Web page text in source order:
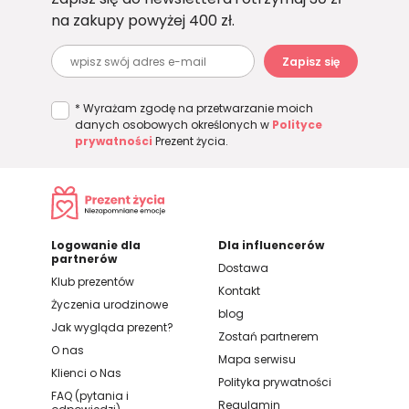
kierowcę. Możesz mieć pewność, że
wspomnienia z tego dnia zostaną z nią na
lata.
Korzystając z naszego serwisu, wcale nie
musisz mieć gotowego pomysłu na
na zakupy powyżej 400 zł.
Zapisz się
* Wyrażam zgodę na przetwarzanie moich
danych osobowych określonych w Polityce
prywatności Prezent życia.
Logowanie dla
partnerów
Klub prezentów
Życzenia urodzinowe
Jak wygląda prezent?
O nas
Klienci o Nas
FAQ (pytania i
Dla influencerów
Dostawa
Kontakt
blog
Zostań partnerem
Mapa serwisu
Polityka prywatności
Regulamin